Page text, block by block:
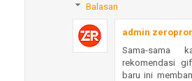
Balasan
admin
Sama-
rekomendasi
baru ini